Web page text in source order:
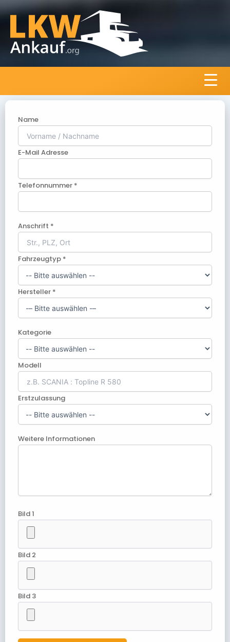
Name
E-Mail Adresse
Telefonnummer *
Anschrift *
Fahrzeugtyp *
Hersteller *
Kategorie
Modell
Erstzulassung
Weitere Informationen
Bild 1
Bild 2
Bild 3